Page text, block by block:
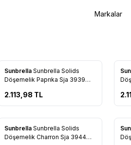
Markalar
Yeni
Favorilere Ekle
Sunbrella Sunbrella Solids
Döşemelik Paprıka Sja 3939
2.113,98 TL
Yeni
Yeni
Favorilere Ekle
Sunbrella Sunbrella Solids
Döşemelik Charron Sja 3944
Yeni